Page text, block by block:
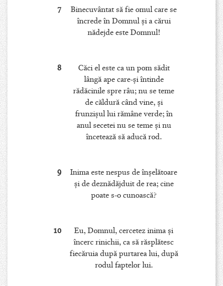
7
Binecuvântat să fie omul care se
încrede în Domnul şi a cărui
nădejde este Domnul!
8
Căci el este ca un pom sădit
lângă ape care-şi întinde
rădăcinile spre râu; nu se teme
de căldură când vine, şi
frunzişul lui rămâne verde; în
anul secetei nu se teme şi nu
încetează să aducă rod.
9
Inima este nespus de înşelătoare
şi de deznădăjduit de rea; cine
poate s-o cunoască?
10
Eu, Domnul, cercetez inima şi
încerc rinichii, ca să răsplătesc
fiecăruia după purtarea lui, după
rodul faptelor lui.